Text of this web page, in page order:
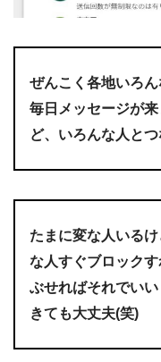
ぜんこく各地いろ
毎日メッセージが
ど、いろんな人と
たまに変な人いる
な人すぐブロック
ぶせればそれでい
きても大丈夫(笑)